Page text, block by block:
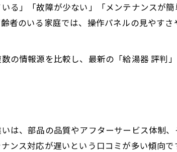
の給湯器交換業者を比較検証
で話題の給湯器交換業者の選び方
省エネ性能の選び方と評判の違い
る」「故障が少ない」「メンテナンスが
者のいる家庭では、操作パネルの見やす
の情報源を比較し、最新の「給湯器 評判
は、部品の品質やアフターサービス体制
ンス対応が遅いという口コミが多い傾向で